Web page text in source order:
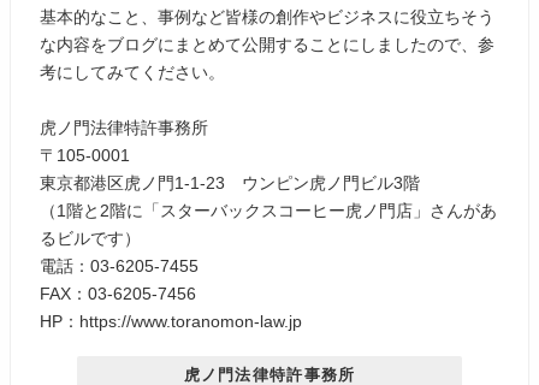
基本的なこと、事例など皆様の創作やビジネスに役立ちそう
な内容をブログにまとめて公開することにしましたので、参
考にしてみてください。
虎ノ門法律特許事務所
〒105-0001
東京都港区虎ノ門1-1-23 ウンピン虎ノ門ビル3階
（1階と2階に「スターバックスコーヒー虎ノ門店」さんがあ
るビルです）
電話：03-6205-7455
FAX：03-6205-7456
HP：https://www.toranomon-law.jp
虎ノ門法律特許事務所